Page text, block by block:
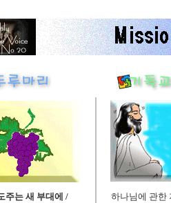
주는 새 부대에 /
하나님에 관한